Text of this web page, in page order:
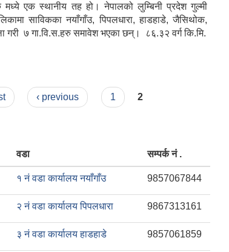
मध्ये एक स्थानीय तह हो। नेपालको लुम्बिनी प्रदेश गुल्मी
साविकका नयाँगाँउ, पिपलधारा, हाडहाडे, जैसिथोक,
गरी ७ गा.वि.स.हरु समावेश भएका छन्। ८६.३२ वर्ग कि.मि.
‹ previous 1 2
वडा सम्पर्क नं .
१ नं वडा कार्यालय नयाँगाँउ 9857067844
२ नं वडा कार्यालय पिपलधारा 9867313161
३ नं वडा कार्यालय हाडहाडे 9857061859